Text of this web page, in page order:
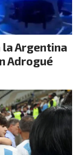
la Argentina
Adrogué